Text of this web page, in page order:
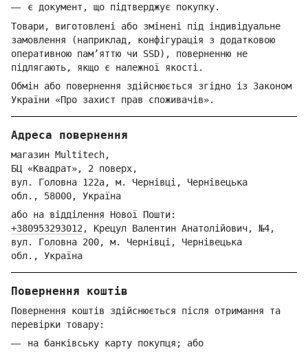
є документ, що підтверджує покупку.
Товари, виготовлені або змінені під індивідуальне
замовлення (наприклад, конфігурація з додатковою
оперативною пам’яттю чи SSD), поверненню не
підлягають, якщо є належної якості.
Обмін або повернення здійснюється згідно із Законом
України «Про захист прав споживачів».
Адреса повернення
магазин Multitech,
БЦ «Квадрат», 2 поверх,
вул. Головна 122а, м. Чернівці, Чернівецька
обл., 58000, Україна
або на відділення Нової Пошти:
+380953293012 , Крецул Валентин Анатолійович, №4,
вул. Головна 200, м. Чернівці, Чернівецька
обл., Україна
Повернення коштів
Повернення коштів здійснюється після отримання та
перевірки товару:
на банківську карту покупця; або